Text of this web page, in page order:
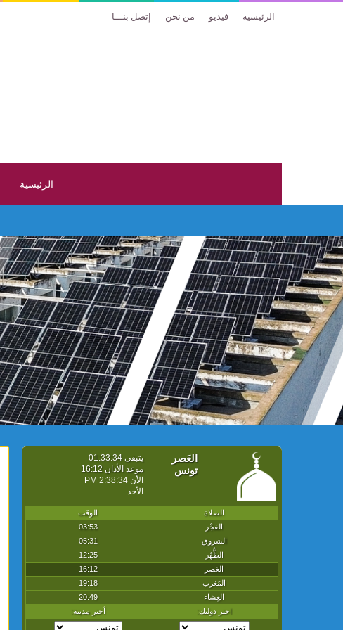
الرئيسية فيديو من نحن إتصل بنـــا
الرئيسية